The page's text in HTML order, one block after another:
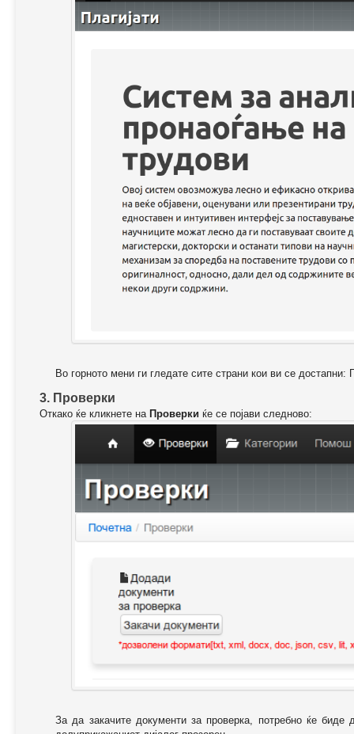
Во горното мени ги гледате сите страни кои ви се
3. Проверки
Откако ќе кликнете на Проверки ќе се појави следново:
За да закачите документи за проверка, потребно ќе биде